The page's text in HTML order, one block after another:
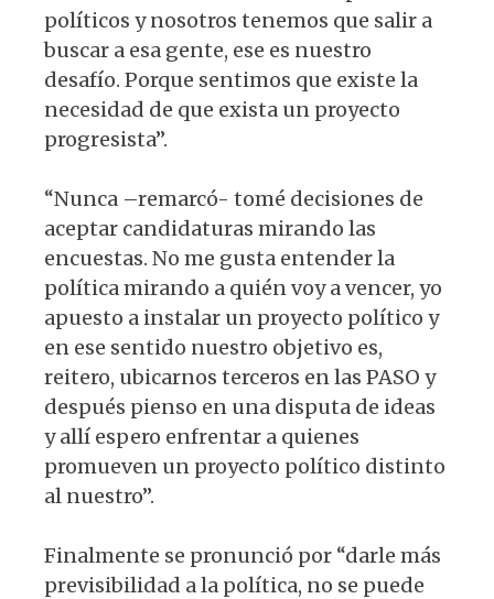
políticos y nosotros tenemos que salir a
buscar a esa gente, ese es nuestro
desafío. Porque sentimos que existe la
necesidad de que exista un proyecto
progresista”.
“Nunca –remarcó- tomé decisiones de
aceptar candidaturas mirando las
encuestas. No me gusta entender la
política mirando a quién voy a vencer, yo
apuesto a instalar un proyecto político y
en ese sentido nuestro objetivo es,
reitero, ubicarnos terceros en las PASO y
después pienso en una disputa de ideas
y allí espero enfrentar a quienes
promueven un proyecto político distinto
al nuestro”.
Finalmente se pronunció por “darle más
previsibilidad a la política, no se puede